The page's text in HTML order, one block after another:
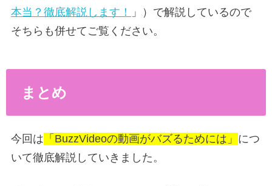
本当？徹底解説します！
」）で解説しているので
そちらも併せてご覧ください。
まとめ
今回は 「BuzzVideoの動画がバズるためには」 につ
いて徹底解説していきました。